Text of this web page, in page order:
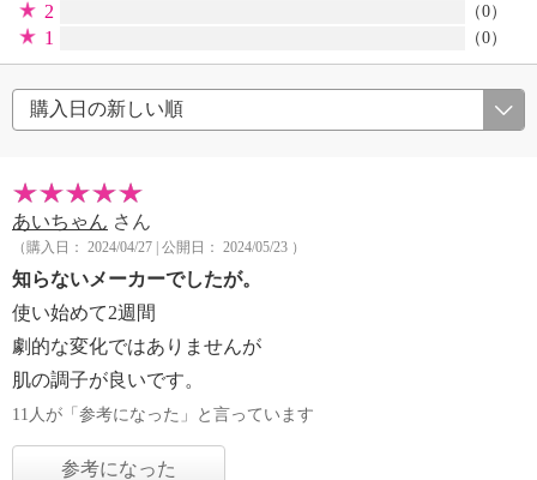
2 （0）
1 （0）
あいちゃん さん
（購入日： 2024/04/27 | 公開日： 2024/05/23 ）
知らないメーカーでしたが。
使い始めて2週間
劇的な変化ではありませんが
肌の調子が良いです。
11人が「参考になった」と言っています
参考になった